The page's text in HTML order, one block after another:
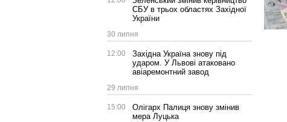
СБУ в трьох областях Західної
України
30 липня
12:00
Західна Україна знову під
ударом. У Львові атаковано
авіаремонтний завод
29 липня
15:00
Олігарх Палиця знову змінив
мера Луцька